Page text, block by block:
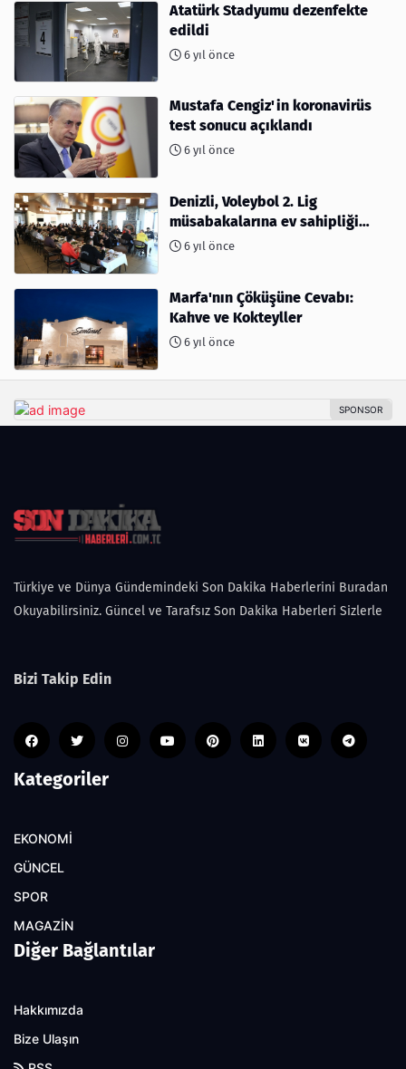
Atatürk Stadyumu dezenfekte
edildi
6 yıl önce
Mustafa Cengiz'in koronavirüs
test sonucu açıklandı
6 yıl önce
Denizli, Voleybol 2. Lig
müsabakalarına ev sahipliği
yapıyor
6 yıl önce
Marfa'nın Çöküşüne Cevabı:
Kahve ve Kokteyller
6 yıl önce
Türkiye ve Dünya Gündemindeki Son Dakika Haberlerini Buradan
Okuyabilirsiniz. Güncel ve Tarafsız Son Dakika Haberleri Sizlerle
Bizi Takip Edin
Kategoriler
EKONOMİ
GÜNCEL
SPOR
MAGAZİN
Diğer Bağlantılar
Hakkımızda
Bize Ulaşın